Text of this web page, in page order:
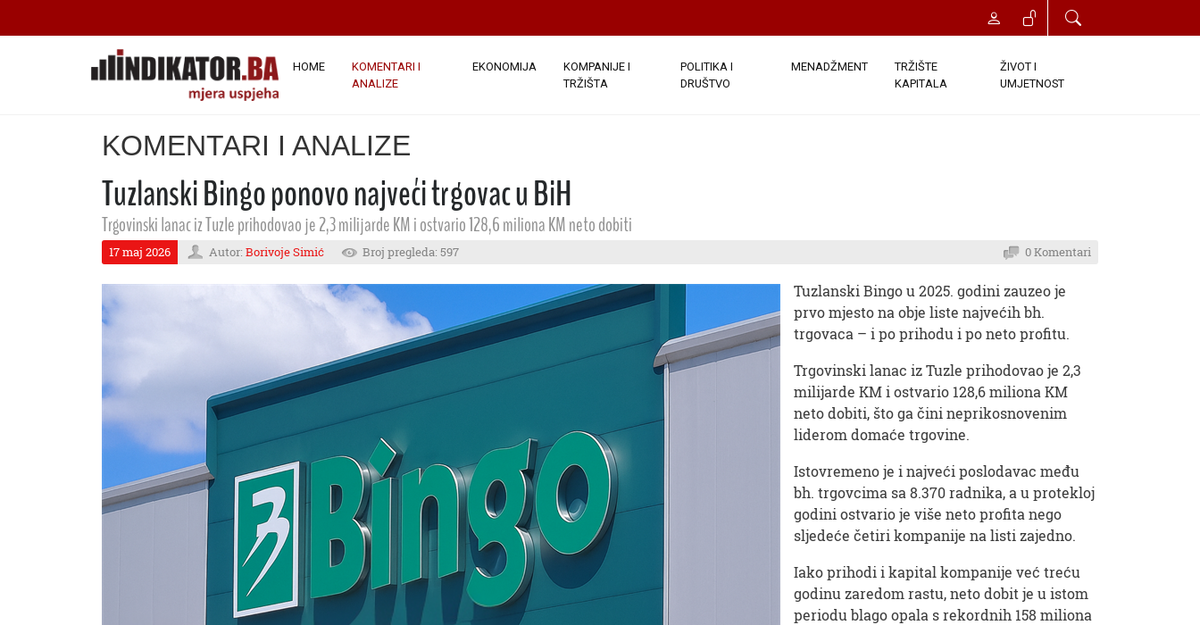
HOME
KOMENTARI I
ANALIZE
EKONOMIJA
KOMPANIJE I
TRŽIŠTA
POLITIKA I
DRUŠTVO
MENADŽMENT
TRŽIŠTE
KAPITALA
ŽIVOT I
UMJETNOST
KOMENTARI I ANALIZE
Tuzlanski Bingo ponovo najveći trgovac u BiH
Trgovinski lanac iz Tuzle prihodovao je 2,3 milijarde KM i ostvario 128,6 miliona KM neto dobiti
17 maj 2026 Autor: Borivoje Simić Broj pregleda: 597 0 Komentari
Tuzlanski Bingo u 2025. godini zauzeo je
prvo mjesto na obje liste najvećih bh.
trgovaca – i po prihodu i po neto profitu.
Trgovinski lanac iz Tuzle prihodovao je 2,3
milijarde KM i ostvario 128,6 miliona KM
neto dobiti, što ga čini neprikosnovenim
liderom domaće trgovine.
Istovremeno je i najveći poslodavac među
bh. trgovcima sa 8.370 radnika, a u protekloj
godini ostvario je više neto profita nego
sljedeće četiri kompanije na listi zajedno.
Iako prihodi i kapital kompanije već treću
godinu zaredom rastu, neto dobit je u istom
periodu blago opala s rekordnih 158 miliona